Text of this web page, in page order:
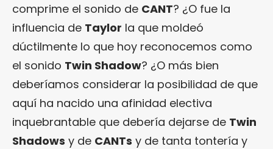
comprime el sonido de CANT? ¿O fue la
influencia de Taylor la que moldeó
dúctilmente lo que hoy reconocemos como
el sonido Twin Shadow? ¿O más bien
deberíamos considerar la posibilidad de que
aquí ha nacido una afinidad electiva
inquebrantable que debería dejarse de Twin
Shadows y de CANTs y de tanta tontería y